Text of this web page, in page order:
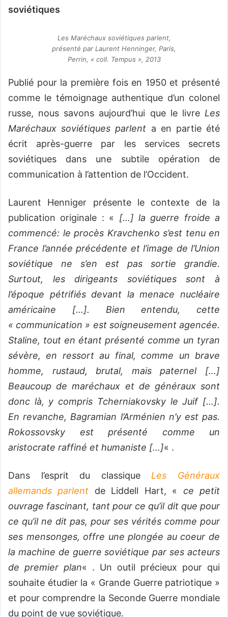
soviétiques
Les Maréchaux soviétiques parlent,
présenté par Laurent Henninger, Paris,
Perrin, « coll. Tempus », 2013
Publié pour la première fois en 1950 et présenté
comme le témoignage authentique d’un colonel
russe, nous savons aujourd’hui que le livre Les
Maréchaux soviétiques parlent a en partie été
écrit après-guerre par les services secrets
soviétiques dans une subtile opération de
communication à l’attention de l’Occident.
Laurent Henniger présente le contexte de la
publication originale : « […] la guerre froide a
commencé: le procès Kravchenko s’est tenu en
France l’année précédente et l’image de l’Union
soviétique ne s’en est pas sortie grandie.
Surtout, les dirigeants soviétiques sont à
l’époque pétrifiés devant la menace nucléaire
américaine […]. Bien entendu, cette
« communication » est soigneusement agencée.
Staline, tout en étant présenté comme un tyran
sévère, en ressort au final, comme un brave
homme, rustaud, brutal, mais paternel […]
Beaucoup de maréchaux et de généraux sont
donc là, y compris Tcherniakovsky le Juif […].
En revanche, Bagramian l’Arménien n’y est pas.
Rokossovsky est présenté comme un
aristocrate raffiné et humaniste […]« .
Dans l’esprit du classique Les Généraux
allemands parlent de Liddell Hart, « ce petit
ouvrage fascinant, tant pour ce qu’il dit que pour
ce qu’il ne dit pas, pour ses vérités comme pour
ses mensonges, offre une plongée au coeur de
la machine de guerre soviétique par ses acteurs
de premier plan« . Un outil précieux pour qui
souhaite étudier la « Grande Guerre patriotique »
et pour comprendre la Seconde Guerre mondiale
du point de vue soviétique.